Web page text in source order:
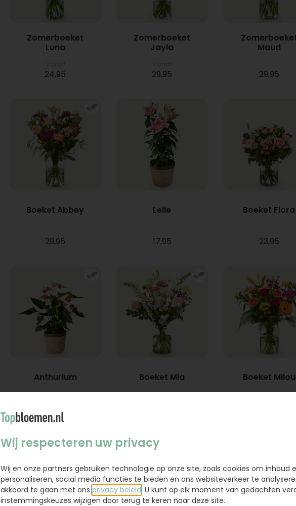
Zomerboeket
Luna
24,95
Zomerboeket
Jayla
29,95
Maud
29,95
Boeket Abbey
29,95
Lelie
17,95
Boeket Flora
23,95
Anthurium Boeket Mia Boeket Milou
Wij respecteren uw privacy
Wij en onze partners gebruiken technologie op onze site, zoals cookies om inhoud
personaliseren, social media functies te bieden en ons websiteverkeer te
akkoord te gaan met ons privacy beleid . U kunt op elk moment van gedachten
instemmingskeuzes wijzigen door terug te keren naar deze site.